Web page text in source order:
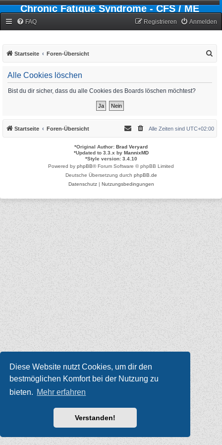
Diese Website nutzt Cookies, um dir den
bestmöglichen Komfort bei der Nutzung zu
bieten. Mehr erfahren
Verstanden!
Chronic Fatigue Syndrome - CFS / ME
FAQ Anmelden
Registrieren
Startseite Foren-Übersicht
Alle Cookies löschen
Bist du dir sicher, dass du alle Cookies des Boards löschen möchtest?
Startseite Foren-Übersicht Alle Zeiten sind UTC+02:00
*Original Author: Brad Veryard
*Updated to 3.3.x by MannixMD
*Style version: 3.4.10
Powered by phpBB® Forum Software © phpBB Limited
Deutsche Übersetzung durch phpBB.de
Datenschutz| Nutzungsbedingungen